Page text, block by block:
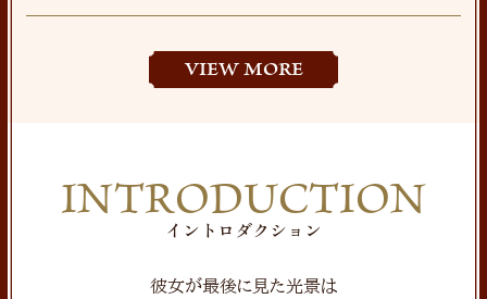
VIEW MORE
INTRODUCTION
イントロダクション
彼女が最後に見た光景は